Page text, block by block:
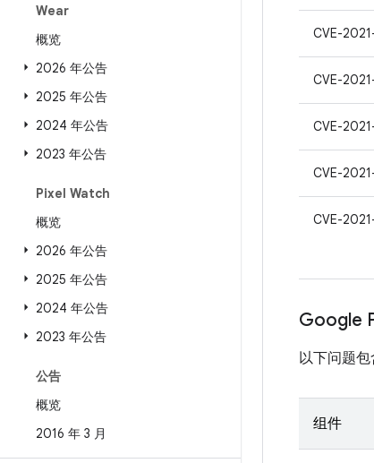
Wear
概览
2026 年公告
2025 年公告
2024 年公告
2023 年公告
Pixel Watch
概览
2026 年公告
2025 年公告
2024 年公告
2023 年公告
公告
概览
2016 年 3 月
CVE-
CVE-
CVE-
CVE-
CVE-
Google
以下问题包
组件